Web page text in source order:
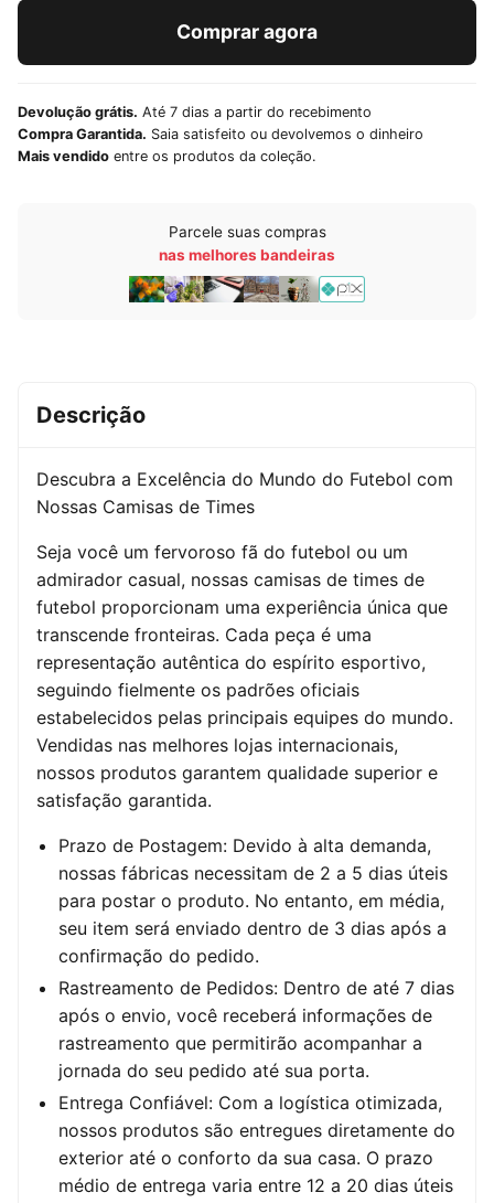
Comprar agora
Devolução grátis. Até 7 dias a partir do recebimento
Compra Garantida. Saia satisfeito ou devolvemos o dinheiro
Mais vendido entre os produtos da coleção.
Parcele suas compras
nas melhores bandeiras
Descrição
Descubra a Excelência do Mundo do Futebol com
Nossas Camisas de Times
Seja você um fervoroso fã do futebol ou um
admirador casual, nossas camisas de times de
futebol proporcionam uma experiência única que
transcende fronteiras. Cada peça é uma
representação autêntica do espírito esportivo,
seguindo fielmente os padrões oficiais
estabelecidos pelas principais equipes do mundo.
Vendidas nas melhores lojas internacionais,
nossos produtos garantem qualidade superior e
satisfação garantida.
Prazo de Postagem: Devido à alta demanda,
nossas fábricas necessitam de 2 a 5 dias úteis
para postar o produto. No entanto, em média,
seu item será enviado dentro de 3 dias após a
confirmação do pedido.
Rastreamento de Pedidos: Dentro de até 7 dias
após o envio, você receberá informações de
rastreamento que permitirão acompanhar a
jornada do seu pedido até sua porta.
Entrega Confiável: Com a logística otimizada,
nossos produtos são entregues diretamente do
exterior até o conforto da sua casa. O prazo
médio de entrega varia entre 12 a 20 dias úteis